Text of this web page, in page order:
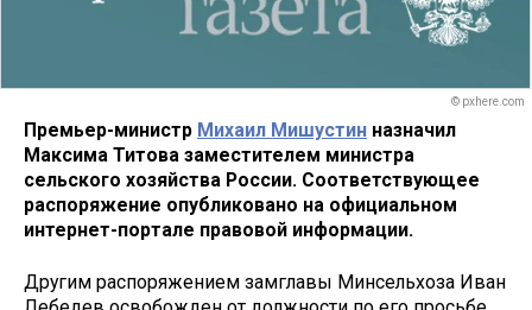
© pxhere.com
Премьер-министр Михаил Мишустин назначил
Максима Титова заместителем министра
сельского хозяйства России. Соответствующее
распоряжение опубликовано на официальном
интернет-портале правовой информации.
Другим распоряжением замглавы Минсельхоза Иван